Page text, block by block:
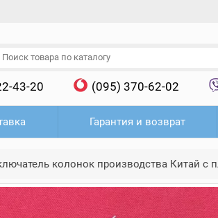
43-20 (095) 370-62-02
Гарантия и возврат
колонок производства Китай с